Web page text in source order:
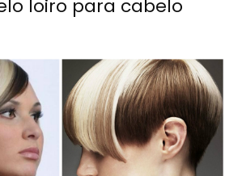
loiro para cabelo